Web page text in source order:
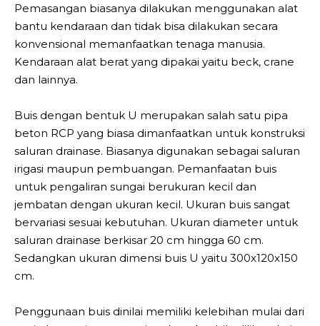
Pemasangan biasanya dilakukan menggunakan alat
bantu kendaraan dan tidak bisa dilakukan secara
konvensional memanfaatkan tenaga manusia.
Kendaraan alat berat yang dipakai yaitu beck, crane
dan lainnya.
Buis dengan bentuk U merupakan salah satu pipa
beton RCP yang biasa dimanfaatkan untuk konstruksi
saluran drainase. Biasanya digunakan sebagai saluran
irigasi maupun pembuangan. Pemanfaatan buis
untuk pengaliran sungai berukuran kecil dan
jembatan dengan ukuran kecil. Ukuran buis sangat
bervariasi sesuai kebutuhan. Ukuran diameter untuk
saluran drainase berkisar 20 cm hingga 60 cm.
Sedangkan ukuran dimensi buis U yaitu 300x120x150
cm.
Penggunaan buis dinilai memiliki kelebihan mulai dari